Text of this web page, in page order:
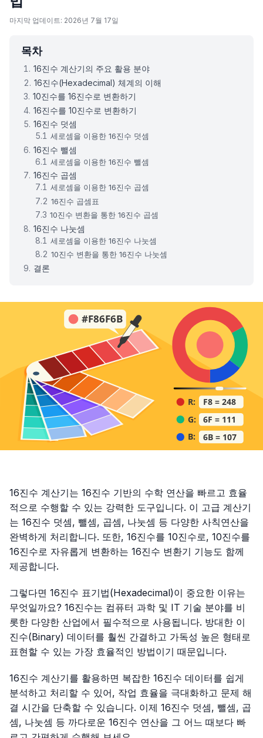
마지막 업데이트: 2026년 7월 17일
목차
16진수 계산기의 주요 활용 분야
16진수(Hexadecimal) 체계의 이해
10진수를 16진수로 변환하기
16진수를 10진수로 변환하기
16진수 덧셈
세로셈을 이용한 16진수 덧셈
16진수 뺄셈
세로셈을 이용한 16진수 뺄셈
16진수 곱셈
세로셈을 이용한 16진수 곱셈
16진수 곱셈표
10진수 변환을 통한 16진수 곱셈
16진수 나눗셈
세로셈을 이용한 16진수 나눗셈
10진수 변환을 통한 16진수 나눗셈
결론
16진수 계산기는 16진수 기반의 수학 연산을 빠르고 효율
적으로 수행할 수 있는 강력한 도구입니다. 이 고급 계산기
는 16진수 덧셈, 뺄셈, 곱셈, 나눗셈 등 다양한 사칙연산을
완벽하게 처리합니다. 또한, 16진수를 10진수로, 10진수를
16진수로 자유롭게 변환하는 16진수 변환기 기능도 함께
제공합니다.
그렇다면 16진수 표기법(Hexadecimal)이 중요한 이유는
무엇일까요? 16진수는 컴퓨터 과학 및 IT 기술 분야를 비
롯한 다양한 산업에서 필수적으로 사용됩니다. 방대한 이
진수(Binary) 데이터를 훨씬 간결하고 가독성 높은 형태로
표현할 수 있는 가장 효율적인 방법이기 때문입니다.
16진수 계산기를 활용하면 복잡한 16진수 데이터를 쉽게
분석하고 처리할 수 있어, 작업 효율을 극대화하고 문제 해
결 시간을 단축할 수 있습니다. 이제 16진수 덧셈, 뺄셈, 곱
셈, 나눗셈 등 까다로운 16진수 연산을 그 어느 때보다 빠